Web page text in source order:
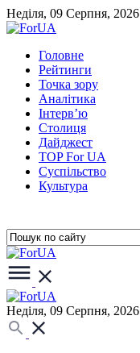
Неділя, 09 Серпня, 2026
Головне
Рейтинги
Точка зору
Аналітика
Інтерв’ю
Столиця
Дайджест
TOP For UA
Суспiльство
Культура
Неділя, 09 Серпня, 2026